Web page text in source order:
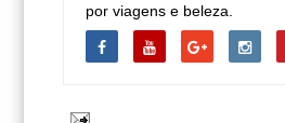
por viagens e beleza.